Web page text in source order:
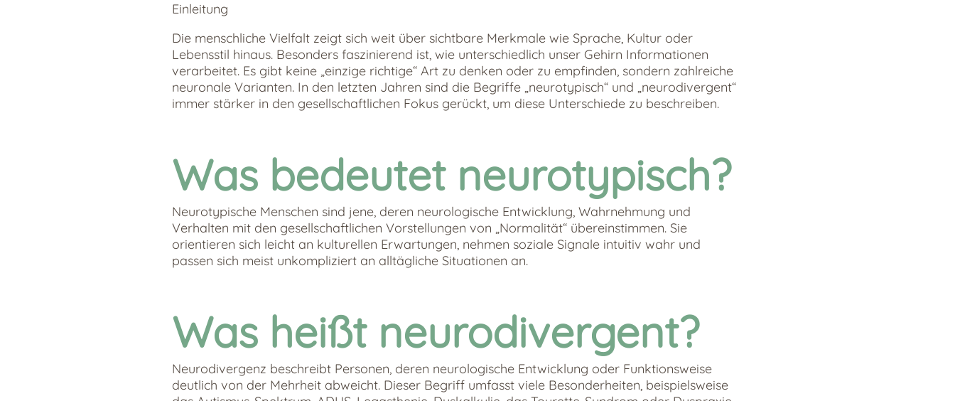
Einleitung
Die menschliche Vielfalt zeigt sich weit über sichtbare Merkmale wie Sprache, Kultur oder
Lebensstil hinaus. Besonders faszinierend ist, wie unterschiedlich unser Gehirn Informationen
verarbeitet. Es gibt keine „einzige richtige“ Art zu denken oder zu empfinden, sondern zahlreiche
neuronale Varianten. In den letzten Jahren sind die Begriffe „neurotypisch“ und „neurodivergent“
immer stärker in den gesellschaftlichen Fokus gerückt, um diese Unterschiede zu beschreiben.
Was bedeutet neurotypisch?
Neurotypische Menschen sind jene, deren neurologische Entwicklung, Wahrnehmung und
Verhalten mit den gesellschaftlichen Vorstellungen von „Normalität“ übereinstimmen. Sie
orientieren sich leicht an kulturellen Erwartungen, nehmen soziale Signale intuitiv wahr und
passen sich meist unkompliziert an alltägliche Situationen an.
Was heißt neurodivergent?
Neurodivergenz beschreibt Personen, deren neurologische Entwicklung oder Funktionsweise
deutlich von der Mehrheit abweicht. Dieser Begriff umfasst viele Besonderheiten, beispielsweise